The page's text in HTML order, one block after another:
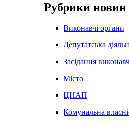
Рубрики новин
Виконавчі органи
Депутатська
Засідання
Місто
ЦНАП
Комунальна